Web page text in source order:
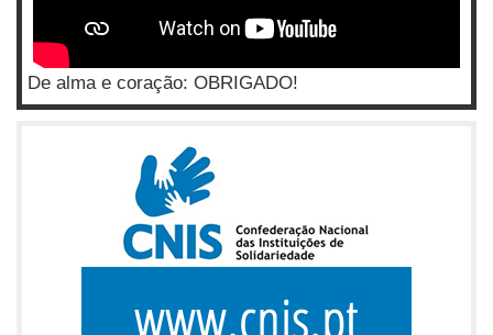
De alma e coração: OBRIGADO!